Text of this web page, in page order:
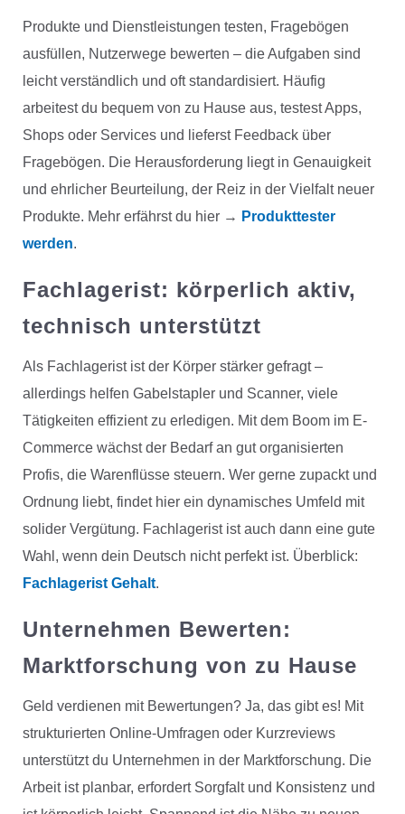
Produkte und Dienstleistungen testen, Fragebögen
ausfüllen, Nutzerwege bewerten – die Aufgaben sind
leicht verständlich und oft standardisiert. Häufig
arbeitest du bequem von zu Hause aus, testest Apps,
Shops oder Services und lieferst Feedback über
Fragebögen. Die Herausforderung liegt in Genauigkeit
und ehrlicher Beurteilung, der Reiz in der Vielfalt neuer
Produkte. Mehr erfährst du hier → Produkttester
werden.
Fachlagerist: körperlich aktiv,
technisch unterstützt
Als Fachlagerist ist der Körper stärker gefragt –
allerdings helfen Gabelstapler und Scanner, viele
Tätigkeiten effizient zu erledigen. Mit dem Boom im E-
Commerce wächst der Bedarf an gut organisierten
Profis, die Warenflüsse steuern. Wer gerne zupackt und
Ordnung liebt, findet hier ein dynamisches Umfeld mit
solider Vergütung. Fachlagerist ist auch dann eine gute
Wahl, wenn dein Deutsch nicht perfekt ist. Überblick:
Fachlagerist Gehalt.
Unternehmen Bewerten:
Marktforschung von zu Hause
Geld verdienen mit Bewertungen? Ja, das gibt es! Mit
strukturierten Online-Umfragen oder Kurzreviews
unterstützt du Unternehmen in der Marktforschung. Die
Arbeit ist planbar, erfordert Sorgfalt und Konsistenz und